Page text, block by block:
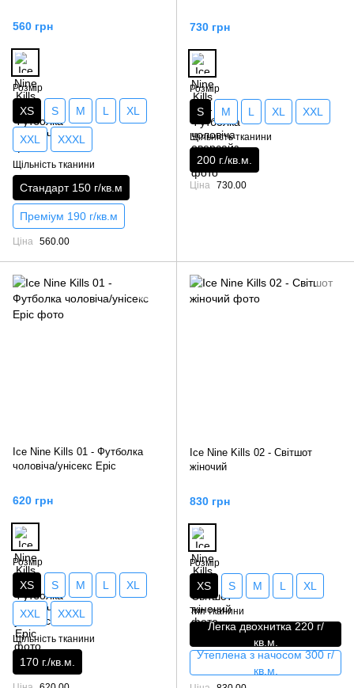
560 грн
Розмір
XS S M L XL
XXL XXXL
Щільність тканини
Стандарт 150 г/кв.м
Преміум 190 г/кв.м
Ціна 560.00
730 грн
Розмір
S M L XL XXL
Щільність тканини
200 г./кв.м.
Ціна 730.00
Ice Nine Kills 01 - Футболка
чоловіча/унісекс Epic
620 грн
Розмір
XS S M L XL
XXL XXXL
Щільність тканини
170 г./кв.м.
Ice Nine Kills 02 - Світшот
жіночий
830 грн
Розмір
XS S M L XL
Тип тканини
Легка двохнитка 220 г/
кв.м.
Утеплена з начосом 300 г/
кв.м.